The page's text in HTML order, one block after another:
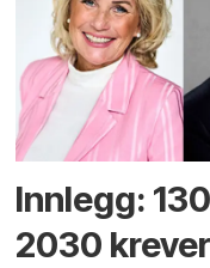
Innlegg:
2030